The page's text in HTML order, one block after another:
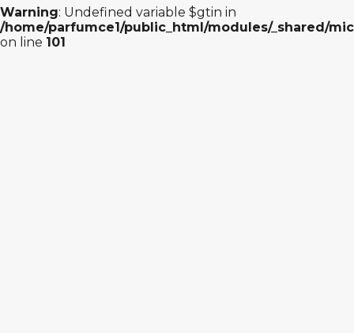
Warning: Undefined variable $gtin in
/home/parfumce1/public_html/modules/_shared/
on line 101